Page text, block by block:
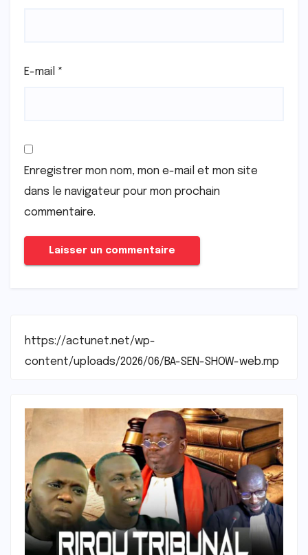
E-mail *
Enregistrer mon nom, mon e-mail et mon site
dans le navigateur pour mon prochain
commentaire.
https://actunet.net/wp-
content/uploads/2026/06/BA-SEN-SHOW-web.mp